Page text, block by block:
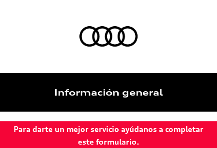
Información general
Para darte un mejor servicio ayúdanos a completar
este formulario.